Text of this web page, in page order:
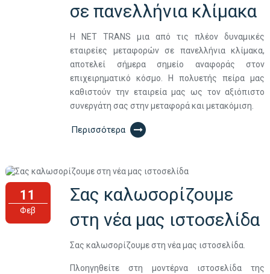
σε πανελλήνια κλίμακα
Η NET TRANS μια από τις πλέον δυναμικές
εταιρείες μεταφορών σε πανελλήνια κλίμακα,
αποτελεί σήμερα σημείο αναφοράς στον
επιχειρηματικό κόσμο. Η πολυετής πείρα μας
καθιστούν την εταιρεία μας ως τον αξιόπιστο
συνεργάτη σας στην μεταφορά και μετακόμιση.
Περισσότερα
11
Φεβ
Σας καλωσορίζουμε
στη νέα μας ιστοσελίδα
Σας καλωσορίζουμε στη νέα μας ιστοσελίδα.
Πλοηγηθείτε στη μοντέρνα ιστοσελίδα της